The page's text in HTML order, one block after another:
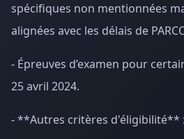
spécifiques non mentionnées
alignées avec les délais de
- Épreuves d’examen pour
25 avril 2024.
- **Autres critères d'éligibilité** :